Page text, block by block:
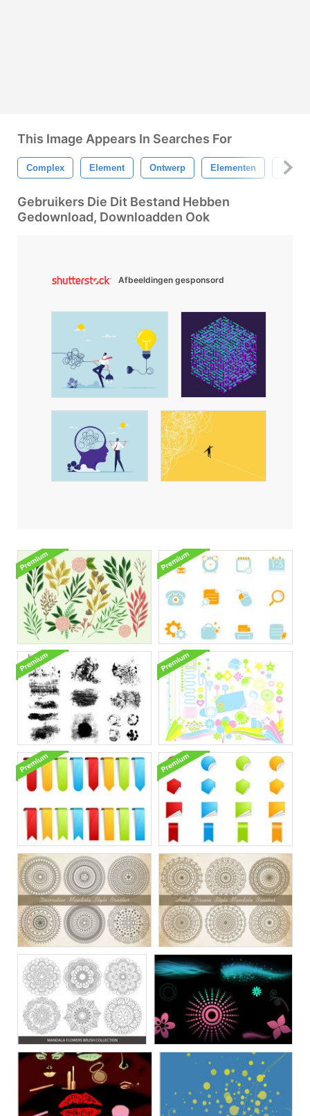
This Image Appears In Searches For
Complex Element Ontwerp Elementen
Gebruikers Die Dit Bestand Hebben
Gedownload, Downloadden Ook
Afbeeldingen gesponsord